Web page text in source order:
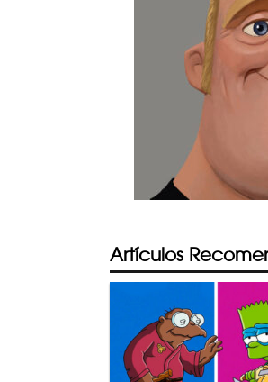
Artículos